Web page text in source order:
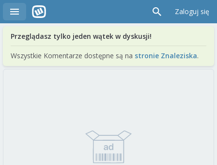
Zaloguj się
Przeglądasz tylko jeden wątek w dyskusji!
Wszystkie Komentarze dostępne są na stronie Znaleziska.